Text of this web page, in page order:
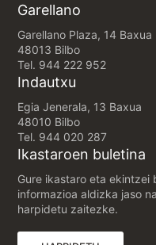
Garellano
Garellano Plaza, 14 Baxua
48013 Bilbo
Tel. 944 222 952
Indautxu
Egia Jenerala, 13 Baxua
48010 Bilbo
Tel. 944 020 287
Ikastaroen buletina
Gure ikastaro eta
informazioa aldizka jaso
harpidetu zaitezke.